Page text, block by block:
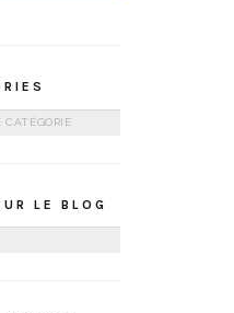
LE BLOG